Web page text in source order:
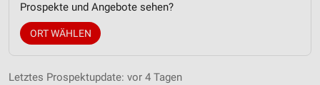
Prospekte und Angebote sehen?
ORT WÄHLEN
Letztes Prospektupdate: vor 4 Tagen